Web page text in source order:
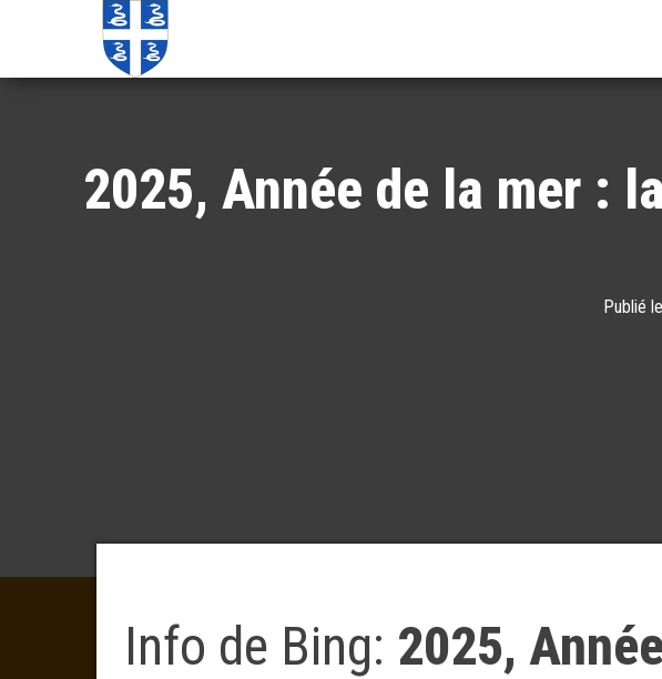
2025, Année de la mer :
Publié le
Info de Bing: 2025,